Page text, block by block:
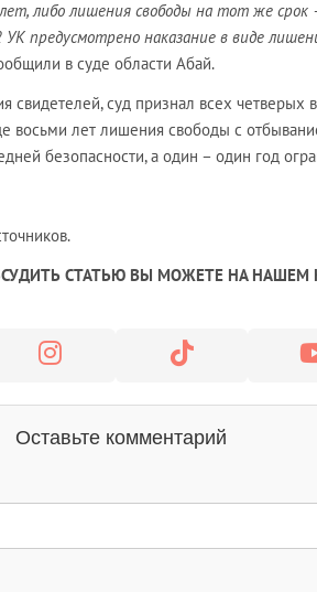
либо лишения свободы на тот же срок
УК предусмотрено наказание в виде
в суде области Абай.
свидетелей, суд признал всех четверых
восьми лет лишения свободы с
безопасности, а один – один год
СТАТЬЮ ВЫ МОЖЕТЕ НА НАШЕМ
Оставьте комментарий